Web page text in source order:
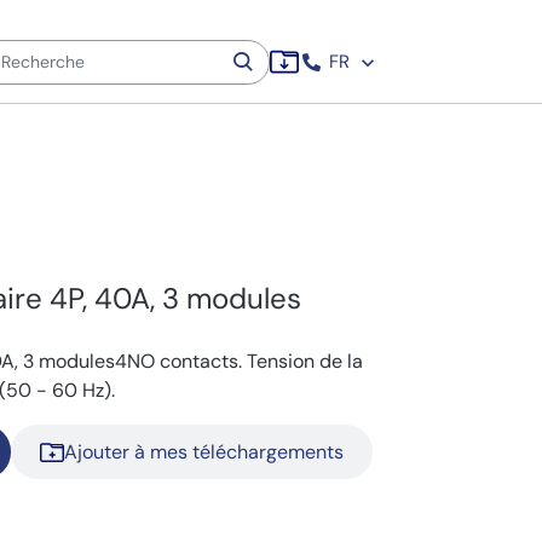
FR
4P, 40A, 3 modules
3 modules4NO contacts. Tension de la
- 60 Hz).
Ajouter à mes téléchargements